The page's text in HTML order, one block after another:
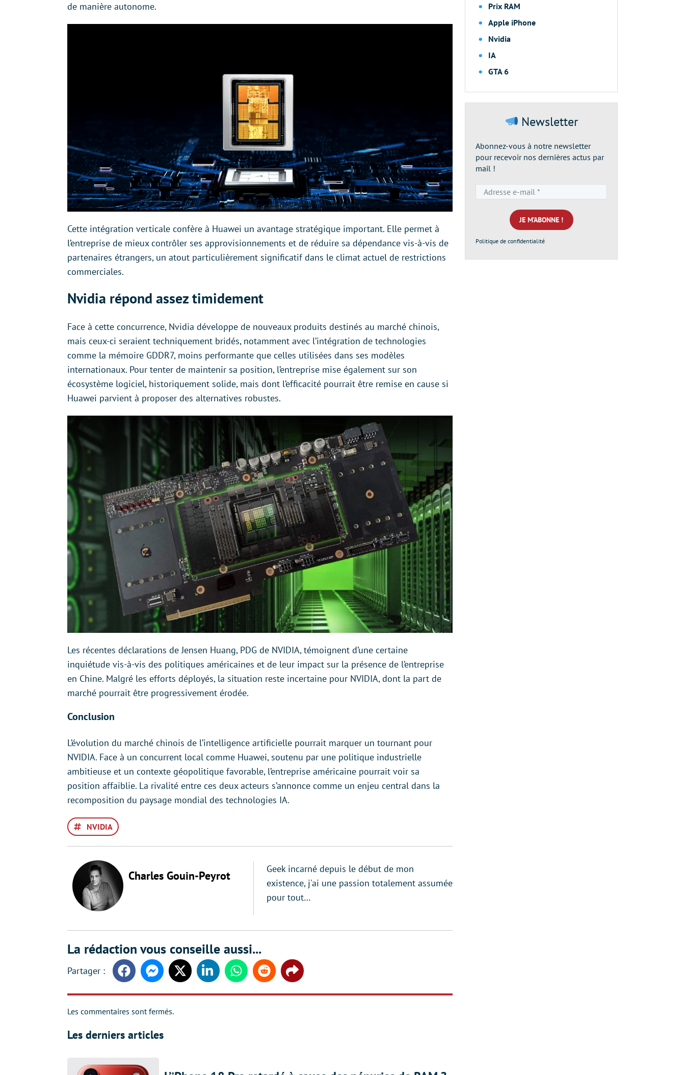
de manière autonome.
Cette intégration verticale confère à Huawei un avantage stratégique important. Elle permet à
l’entreprise de mieux contrôler ses approvisionnements et de réduire sa dépendance vis-à-vis de
partenaires étrangers, un atout particulièrement significatif dans le climat actuel de restrictions
commerciales.
Nvidia répond assez timidement
Face à cette concurrence, Nvidia développe de nouveaux produits destinés au marché chinois,
mais ceux-ci seraient techniquement bridés, notamment avec l’intégration de technologies
comme la mémoire GDDR7, moins performante que celles utilisées dans ses modèles
internationaux. Pour tenter de maintenir sa position, l’entreprise mise également sur son
écosystème logiciel, historiquement solide, mais dont l’efficacité pourrait être remise en cause si
Huawei parvient à proposer des alternatives robustes.
Les récentes déclarations de Jensen Huang, PDG de NVIDIA, témoignent d’une certaine
inquiétude vis-à-vis des politiques américaines et de leur impact sur la présence de l’entreprise
en Chine. Malgré les efforts déployés, la situation reste incertaine pour NVIDIA, dont la part de
marché pourrait être progressivement érodée.
Conclusion
L’évolution du marché chinois de l’intelligence artificielle pourrait marquer un tournant pour
NVIDIA. Face à un concurrent local comme Huawei, soutenu par une politique industrielle
ambitieuse et un contexte géopolitique favorable, l’entreprise américaine pourrait voir sa
position affaiblie. La rivalité entre ces deux acteurs s’annonce comme un enjeu central dans la
recomposition du paysage mondial des technologies IA.
NVIDIA
Charles Gouin-Peyrot
Geek incarné depuis le début de mon
existence, j'ai une passion totalement assumée
pour tout…
La rédaction vous conseille aussi...
FacebookMessengerTwitter LinkedinWhatsappReddit Share
Les commentaires sont fermés.
Les derniers articles
Prix RAM
Apple iPhone
Nvidia
IA
GTA 6
Newsletter
Abonnez-vous à notre newsletter
pour recevoir nos dernières actus par
mail !
e-
mail
*
Politique de confidentialité